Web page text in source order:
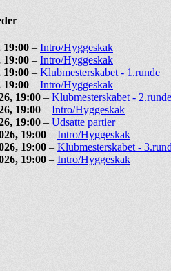
19:00– Intro/Hyggeskak
19:00 – Intro/Hyggeskak
19:00–Klubmesterskabet - 1.runde
19:00–Intro/Hyggeskak
, 19:00 –Klubmesterskabet - 2.runde
, 19:00–Intro/Hyggeskak
, 19:00–Udsatte partier
, 19:00–Intro/Hyggeskak
, 19:00 –Klubmesterskabet -
, 19:00 – Intro/Hyggeskak